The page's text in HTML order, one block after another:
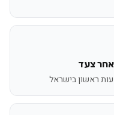
צעד
ראשון בישראל